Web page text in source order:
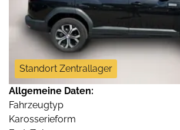
Standort Zentrallager
Allgemeine Daten:
Fahrzeugtyp
Karosserieform